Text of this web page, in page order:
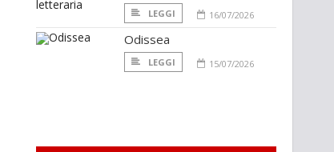
LEGGI 16/07/2026
Odissea
LEGGI 15/07/2026